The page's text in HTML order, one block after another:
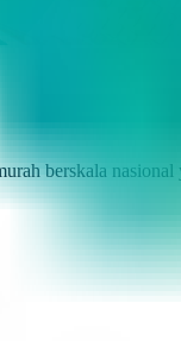
berskala